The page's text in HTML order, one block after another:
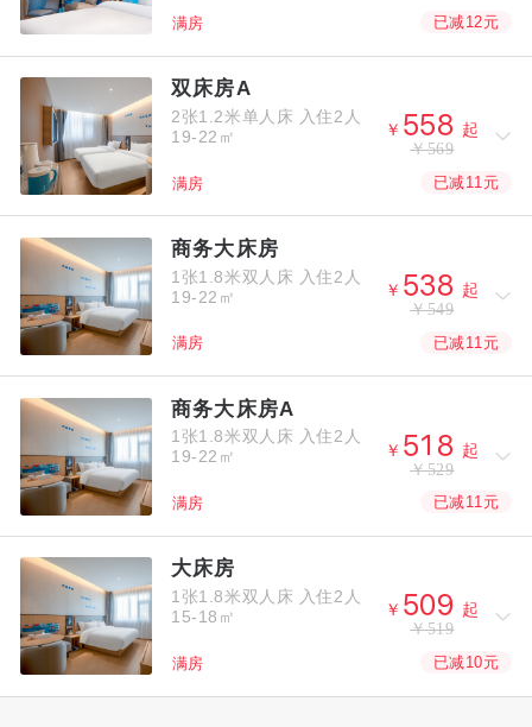
满房 已减12元
双床房A
2张1.2米单人床 入住2人
19-22㎡
￥ 
起
￥569
满房 已减11元
商务大床房
1张1.8米双人床 入住2人
19-22㎡
￥ 
起
￥549
满房 已减11元
商务大床房A
1张1.8米双人床 入住2人
19-22㎡
￥  
起
￥529
满房 已减11元
大床房
1张1.8米双人床 入住2人
15-18㎡
￥ 
起
￥519
满房 已减10元